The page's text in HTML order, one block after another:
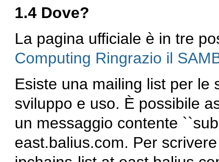
1.4 Dove?
La pagina ufficiale è in tre
Computing Ringrazio il
Esiste una mailing list per le
sviluppo e uso. È possibile
un messaggio contente
east.balius.com. Per